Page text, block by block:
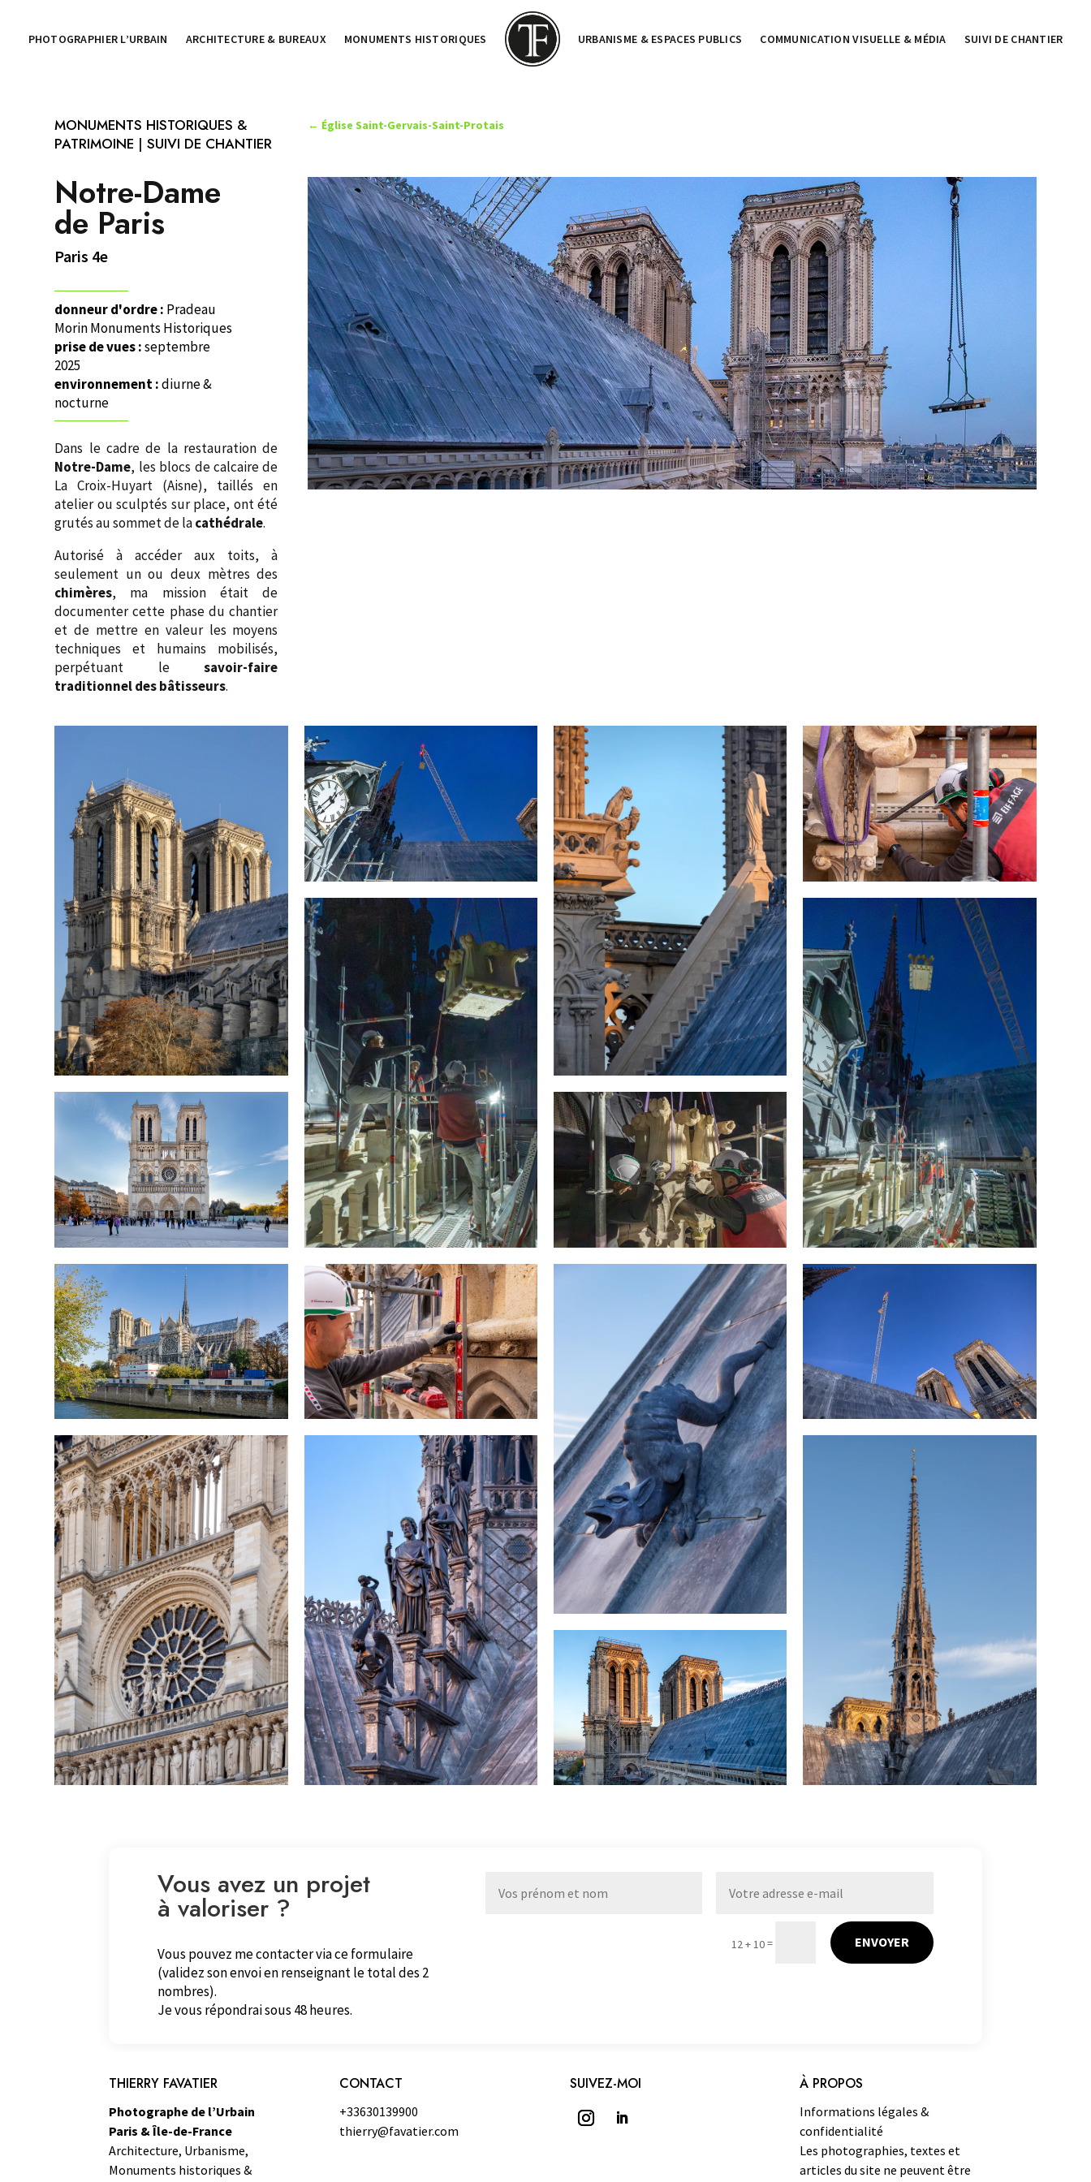
PHOTOGRAPHIER L’URBAIN ARCHITECTURE & BUREAUX MONUMENTS HISTORIQUES URBANISME & ESPACES PUBLICS COMMUNICATION VISUELLE & MÉDIA SUIVI DE CHANTIER
MONUMENTS HISTORIQUES &
PATRIMOINE |SUIVI DE CHANTIER
← Église Saint-Gervais-Saint-Protais
Notre-Dame
de Paris
Paris 4e
donneur d'ordre : Pradeau
Morin Monuments Historiques
prise de vues :septembre
2025
environnement :diurne &
nocturne
Dans le cadre de la restauration de
Notre-Dame, les blocs de calcaire de
La Croix-Huyart (Aisne), taillés en
atelier ou sculptés sur place, ont été
grutés au sommet de lacathédrale.
Autorisé à accéder aux toits, à
seulement un ou deux mètres des
chimères, ma mission était de
documenter cette phase du chantier
et de mettre en valeur les moyens
techniques et humains mobilisés,
perpétuant lesavoir-faire
traditionnel des bâtisseurs.
Vous avez un projet
à valoriser ?
Vous pouvez me contacter via ce formulaire
(validez son envoi en renseignant le total des 2
nombres).
Je vous répondrai sous 48 heures.
12 + 10= ENVOYER
THIERRY FAVATIER
Photographe de l’Urbain
Paris & Île-de-France
Architecture, Urbanisme,
Monuments historiques &
CONTACT
+33630139900
thierry@favatier.com
SUIVEZ-MOI À PROPOS
Informations légales &
confidentialité
Les photographies, textes et
articles du site ne peuvent être